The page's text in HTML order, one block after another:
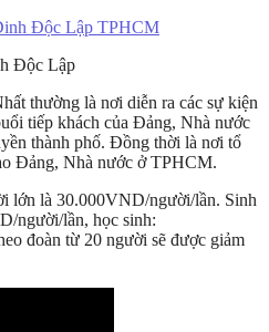
Độc Lập
thường là nơi diễn ra các sự kiện
tiếp khách của Đảng, Nhà nước
thành phố. Đồng thời là nơi tổ
Đảng, Nhà nước ở TPHCM.
lớn là 30.000VND/người/lần. Sinh
người/lần, học sinh:
đoàn từ 20 người sẽ được giảm